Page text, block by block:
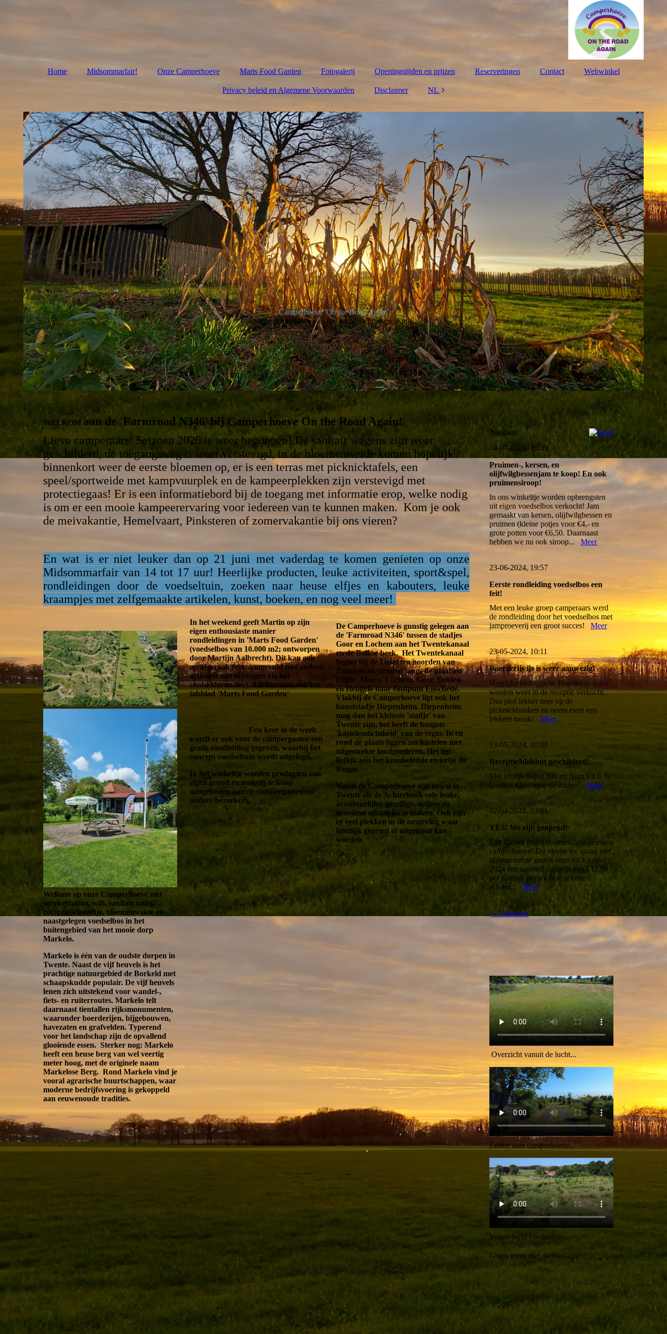
Home Midsommarfair! Onze Camperhoeve Marts Food Garden Fotogalerij Openingstijden en prijzen Reserveringen Contact Webwinkel
Privacy beleid en Algemene Voorwaarden Disclaimer NL
Camperhoeve 'On the Road Again'
Even een momentje van rust en herstel tijdens je reis...
WELKOM aan de 'Farmroad N346' bij Camperhoeve On the Road Again!
Lieve camperaars! Seizoen 2026 is weer begonnen! De sanitair wagens zijn weer
geschilderd, de toegangsweg is weer verstevigd, in de bloemenweide komen hopelijk
binnenkort weer de eerste bloemen op, er is een terras met picknicktafels, een
speel/sportweide met kampvuurplek en de kampeerplekken zijn verstevigd met
protectiegaas! Er is een informatiebord bij de toegang met informatie erop, welke nodig
is om er een mooie kampeerervaring voor iedereen van te kunnen maken. Kom je ook
de meivakantie, Hemelvaart, Pinksteren of zomervakantie bij ons vieren?
En wat is er niet leuker dan op 21 juni met vaderdag te komen genieten op onze
Midsommarfair van 14 tot 17 uur! Heerlijke producten, leuke activiteiten, sport&spel,
rondleidingen door de voedseltuin, zoeken naar heuse elfjes en kabouters, leuke
kraampjes met zelfgemaakte artikelen, kunst, boeken, en nog veel meer!
Welkom op onze Camperhoeve met
servicestation, wifi, sanitair units,
receptie/winkeltje, bloemenweide en
naastgelegen voedselbos in het
buitengebied van het mooie dorp
Markelo.
Markelo is één van de oudste dorpen in
Twente. Naast de vijf heuvels is het
prachtige natuurgebied de Borkeld met
schaapskudde populair. De vijf heuvels
lenen zich uitstekend voor wandel-,
fiets- en ruiterroutes. Markelo telt
daarnaast tientallen rijksmonumenten,
waaronder boerderijen, bijgebouwen,
havezaten en grafvelden. Typerend
voor het landschap zijn de opvallend
glooiende essen. Sterker nog: Markelo
heeft een heuse berg van wel veertig
meter hoog, met de originele naam
Markelose Berg. Rond Markelo vind je
vooral agrarische buurtschappen, waar
moderne bedrijfsvoering is gekoppeld
aan eeuwenoude tradities.
In het weekend geeft Martin op zijn
eigen enthousiaste manier
rondleidingen in 'Marts Food Garden'
(voedselbos van 10.000 m2; ontworpen
door Martijn Aalbrecht). Dit kan ook
op afspraak (evt. aangevuld met andere
activiteit aan te vragen via het
contactformulier). Zie hiervoor ook het
tabblad 'Marts Food Garden'
Een keer in de week
wordt er ook voor de campergasten een
gratis rondleiding gegeven, waarbij het
concept voedseltuin wordt uitgelegd.
In het winkeltje worden producten van
eigen grond en makelij te koop
aangeboden aan de campergasten en
andere bezoekers.
De Camperhoeve is gunstig gelegen aan
de 'Farmroad N346' tussen de stadjes
Goor en Lochem aan het Twentekanaal
en de Bolkse beek. Het Twentekanaal
begint bij de IJssel ten noorden van
Zutphen en stroomt langs de plaatsen
Eefde, Almen, Lochem, Goor, Delden
en Hengelo naar eindpunt Enschede.
Vlakbij de Camperhoeve ligt ook het
kunststadje Diepenheim. Diepenheim
mag dan het kleinste 'stadje' van
Twente zijn, het heeft de hoogste
'kastelendichtheid' van de regio. In en
rond de plaats liggen zes kastelen met
uitgestrekte landgoederen. Het ligt
lieflijk aan het kronkelende riviertje de
Regge.
Vanaf de Camperhoeve zijn zowel in
Twente als de Achterhoek vele leuke,
avontuurlijke, gezellige, actieve en
sportieve uitstapjes te maken. Ook zijn
er veel plekken in de omgeving waar
heerlijk gegeten of uitgegaan kan
worden.
Nieuws!
04-07-2024, 19:49
Pruimen-, kersen, en
olijfwilgbessenjam te koop! En ook
pruimensiroop!
In ons winkeltje worden opbrengsten
uit eigen voedselbos verkocht! Jam
gemaakt van kersen, olijfwilgbessen en
pruimen (kleine potjes voor €4,- en
grote potten voor €6,50. Daarnaast
hebben we nu ook siroop... Meer
23-06-2024, 19:57
Eerste rondleiding voedselbos een
feit!
Met een leuke groep camperaars werd
de rondleiding door het voedselbos met
jamproeverij een groot succes! Meer
23-05-2024, 10:11
Boerderijs ijs is weer aanwezig!
Heerlijke biologische Boerderijs-ijsjes
worden weer in de receptie verkocht.
Dus plof lekker neer op de
picknickbanken en neem even een
lekkere break! Meer
13-05-2024, 10:08
Receptie/blokhut geschilderd!
Met vrolijk Siljan Blö en Norr Vit is de
blokhut klaar voor de zomer! Meer
02-04-2024, 23:01
YES! We zijn geopend!
Een droom is uitgekomen.... onze eigen
camperhoeve! Dit vieren we graag met
al onze eerste gasten door tot 1 juli
2024 een aanbiedingsprijs van €12,50
per camper per nacht te rekenen!
Alleen... Meer
<< Nieuwer
Overzicht vanuit de lucht...
Entree naar camperhoeve...
Vogelvlucht voedselbos...
Gratis lezen met de Wait-app!